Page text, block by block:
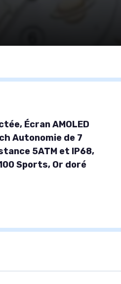
Écran AMOLED
Autonomie de 7
5ATM et IP68,
Sports, Or doré